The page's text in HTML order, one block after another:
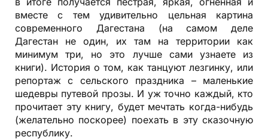
вместе с тем удивительно цельная картина
современного Дагестана (на самом деле
Дагестан не один, их там на территории как
минимум три, но это лучше сами узнаете из
книги). История о том, как танцуют лезгинку, или
репортаж с сельского праздника – маленькие
шедевры путевой прозы. И уж точно каждый, кто
прочитает эту книгу, будет мечтать когда-нибудь
(желательно поскорее) поехать в эту сказочную
республику.